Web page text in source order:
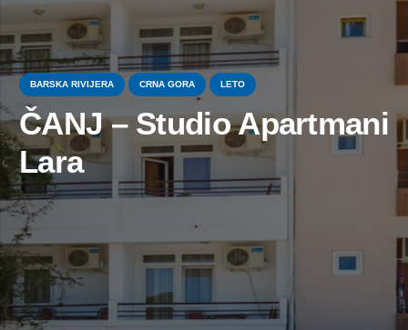
BARSKA RIVIJERA CRNA GORA LETO
ČANJ – Studio Apartmani
Lara